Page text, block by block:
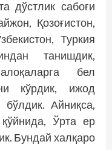
дўстлик сабоғи
Қозоғис­тон,
Туркия
танишдик,
бел
кўрдик, ижод
Айниқса,
қўйнида, Ўрта ер
Бундай халқаро